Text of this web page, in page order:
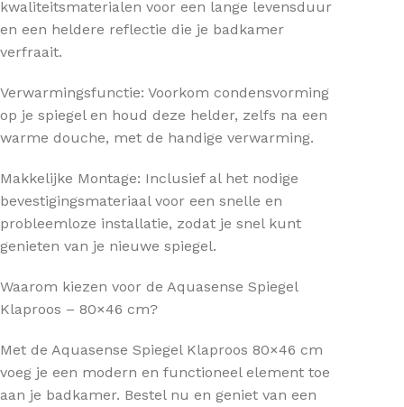
kwaliteitsmaterialen voor een lange levensduur
en een heldere reflectie die je badkamer
verfraait.
Verwarmingsfunctie: Voorkom condensvorming
op je spiegel en houd deze helder, zelfs na een
warme douche, met de handige verwarming.
Makkelijke Montage: Inclusief al het nodige
bevestigingsmateriaal voor een snelle en
probleemloze installatie, zodat je snel kunt
genieten van je nieuwe spiegel.
Waarom kiezen voor de Aquasense Spiegel
Klaproos – 80×46 cm?
Met de Aquasense Spiegel Klaproos 80×46 cm
voeg je een modern en functioneel element toe
aan je badkamer. Bestel nu en geniet van een